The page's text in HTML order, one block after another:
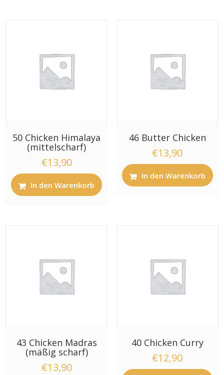
50 Chicken Himalaya
(mittelscharf)
€13,90
In den Warenkorb
46 Butter Chicken
€13,90
In den Warenkorb
43 Chicken Madras
(mäßig scharf)
€13,90
40 Chicken Curry
€12,90